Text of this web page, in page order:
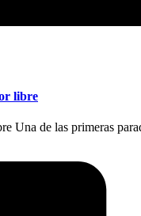
libre
Una de las primeras